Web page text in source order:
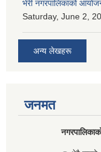
भेरी नगरपालिकाको
Saturday, June 2,
अन्य लेखहरू
जनमत